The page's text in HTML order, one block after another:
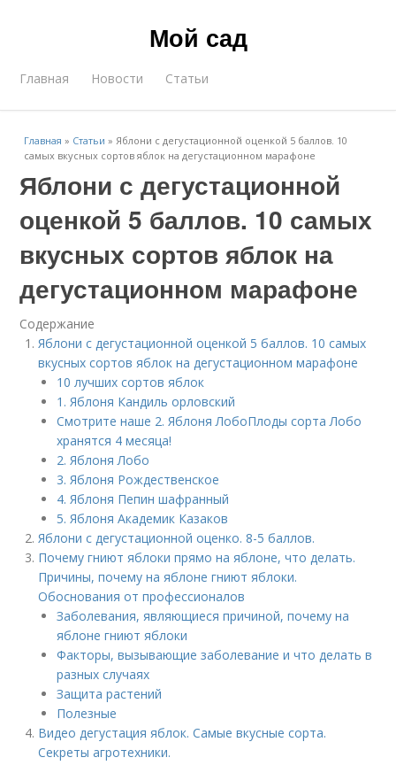
Мой сад
Главная Новости Статьи
Главная » Статьи »Яблони с дегустационной оценкой 5 баллов. 10
самых вкусных сортов яблок на дегустационном марафоне
Яблони с дегустационной
оценкой 5 баллов. 10 самых
вкусных сортов яблок на
дегустационном марафоне
Содержание
Яблони с дегустационной оценкой 5 баллов. 10 самых
вкусных сортов яблок на дегустационном марафоне
10 лучших сортов яблок
1. Яблоня Кандиль орловский
Смотрите наше 2. Яблоня ЛобоПлоды сорта Лобо
хранятся 4 месяца!
2. Яблоня Лобо
3. Яблоня Рождественское
4. Яблоня Пепин шафранный
5. Яблоня Академик Казаков
Яблони с дегустационной оценко. 8-5 баллов.
Почему гниют яблоки прямо на яблоне, что делать.
Причины, почему на яблоне гниют яблоки.
Обоснования от профессионалов
Заболевания, являющиеся причиной, почему на
яблоне гниют яблоки
Факторы, вызывающие заболевание и что делать в
разных случаях
Защита растений
Полезные
Видео дегустация яблок. Самые вкусные сорта.
Секреты агротехники.